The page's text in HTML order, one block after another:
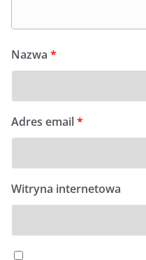
Nazwa *
Adres email*
Witryna internetowa